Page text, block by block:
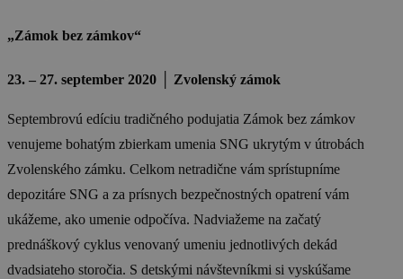
„Zámok bez zámkov“
23. – 27. september 2020 Zvolenský zámok
Septembrovú edíciu tradičného podujatia Zámok bez zámkov
venujeme bohatým zbierkam umenia SNG ukrytým v útrobách
Zvolenského zámku. Celkom netradične vám sprístupníme
depozitáre SNG a za prísnych bezpečnostných opatrení vám
ukážeme, ako umenie odpočíva. Nadviažeme na začatý
prednáškový cyklus venovaný umeniu jednotlivých dekád
dvadsiateho storočia. S detskými návštevníkmi si vyskúšame